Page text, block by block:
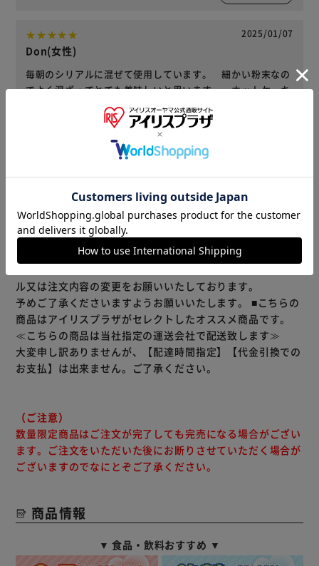
2025/01/07
Don(女性)
毎朝のシリアルに混ぜて使用しています。 細かい粉末なの
でよく混ざってとても美味しいと思います。 ホットケーキ
にも混ぜて焼いてみましたがこちらも大満足のできでした。
※当商品はお取り寄せ品の為、在庫の確認及び商品のお届け
までお時間を頂く場合がございます。
ル又は注文内容の変更をお願いいたしております。
予めご了承くださいますようお願いいたします。 ■こちらの
商品はアイリスプラザがセレクトしたオススメ商品です。
≪こちらの商品は当社指定の運送会社で配送致します≫
大変申し訳ありませんが、【配達時間指定】【代金引換での
お支払】は出来ません。ご了承ください。
（ご注意）
数量限定商品はご注文が完了しても完売になる場合がござい
ます。ご注文をいただいた後にお断りさせていただく場合が
ございますのでなにとぞご了承ください。
商品情報
▼ 食品・飲料おすすめ ▼